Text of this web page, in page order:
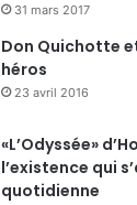
31 mars 2017
Don Quichotte
héros
23 avril 2016
«L’Odyssée»
l’existence qui
quotidienne